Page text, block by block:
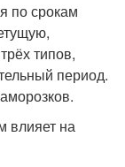
по срокам
типов,
период.
влияет на